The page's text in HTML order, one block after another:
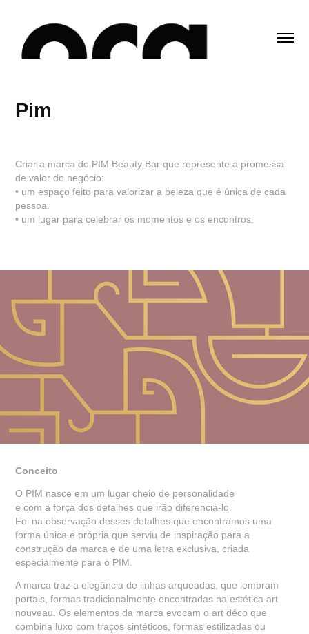
Pim
Criar a marca do PIM Beauty Bar que represente a promessa
de valor do negócio:
• um espaço feito para valorizar a beleza que é única de cada
pessoa.
• um lugar para celebrar os momentos e os encontros.
Conceito
O PIM nasce em um lugar cheio de personalidade
e com a força dos detalhes que irão diferenciá-lo.
Foi na observação desses detalhes que encontramos uma
forma única e própria que serviu de inspiração para a
construção da marca e de uma letra exclusiva, criada
especialmente para o PIM.
A marca traz a elegância de linhas arqueadas, que lembram
portais, formas tradicionalmente encontradas na estética art
nouveau. Os elementos da marca evocam o art déco que
combina luxo com traços sintéticos, formas estilizadas ou